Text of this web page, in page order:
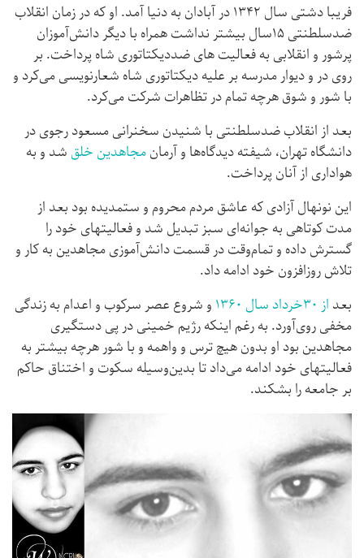
فریبا دشتی سال ۱۳۴۲ در آبادان به دنیا آمد. او که در زمان انقلاب
ضدسلطنتی ۱۵سال بیشتر نداشت همراه با دیگر دانش‌آموزان
پرشور و انقلابی به فعالیت های ضددیکتاتوری شاه پرداخت. بر
روی در و دیوار مدرسه بر علیه دیکتاتوری شاه شعارنویسی می‌کرد و
با شور و شوق هرچه تمام در تظاهرات شرکت می‌کرد.
بعد از انقلاب ضدسلطنتی با شنیدن سخنرانی مسعود رجوی در
دانشگاه تهران، شیفته دیدگاه‌ها و آرمانمجاهدین خلق شد و به
هواداری از آنان پرداخت.
این نونهال آزادی که عاشق مردم محروم و ستمدیده بود بعد از
مدت کوتاهی به جوانه‌ای سبز تبدیل شد و فعالیتهای خود را
گسترش داده و تمام‌وقت در قسمت دانش‌آموزی مجاهدین به کار و
تلاش روزافزون خود ادامه داد.
بعد از ۳۰خرداد سال ۱۳۶۰
و شروع عصر سرکوب و اعدام به زندگی
مخفی روی‌آورد. به رغم اینکه رژیم خمینی در پی دستگیری
مجاهدین بود او بدون هیچ ترس و واهمه و با شور هرچه بیشتر به
فعالیتهای خود ادامه می‌داد تا بدین‌وسیله سکوت و اختناق حاکم
بر جامعه را بشکند.